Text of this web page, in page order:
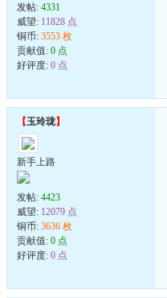
发帖: 4331
威望: 11828 点
铜币: 3553 枚
贡献值: 0 点
好评度: 0 点
【玉玲珑】
新手上路
发帖: 4423
威望: 12079 点
铜币: 3636 枚
贡献值: 0 点
好评度: 0 点